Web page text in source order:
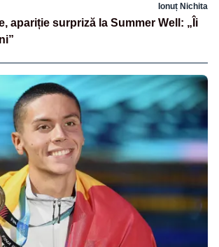
Ionuț Nichita
apariție surpriză la Summer Well: „Îi